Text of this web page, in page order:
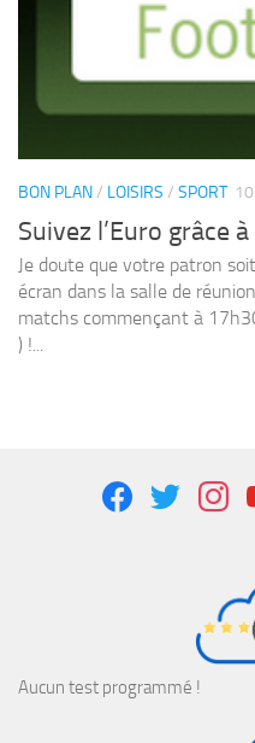
BON PLAN/ LOISIRS / SPORT
Suivez l’Euro grâce
Je doute que votre patron
écran dans la salle de
matchs commençant à
) !...
facebooktwitter
Aucun test programmé !